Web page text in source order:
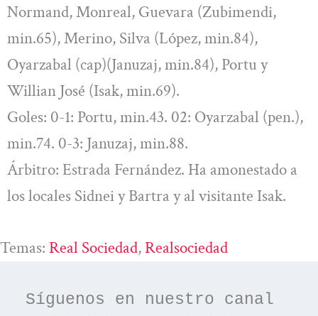
Normand, Monreal, Guevara (Zubimendi,
min.65), Merino, Silva (López, min.84),
Oyarzabal (cap)(Januzaj, min.84), Portu y
Willian José (Isak, min.69).
Goles: 0-1: Portu, min.43. 02: Oyarzabal (pen.),
min.74. 0-3: Januzaj, min.88.
Árbitro: Estrada Fernández. Ha amonestado a
los locales Sidnei y Bartra y al visitante Isak.
Temas: Real Sociedad, Realsociedad
Síguenos en nuestro canal